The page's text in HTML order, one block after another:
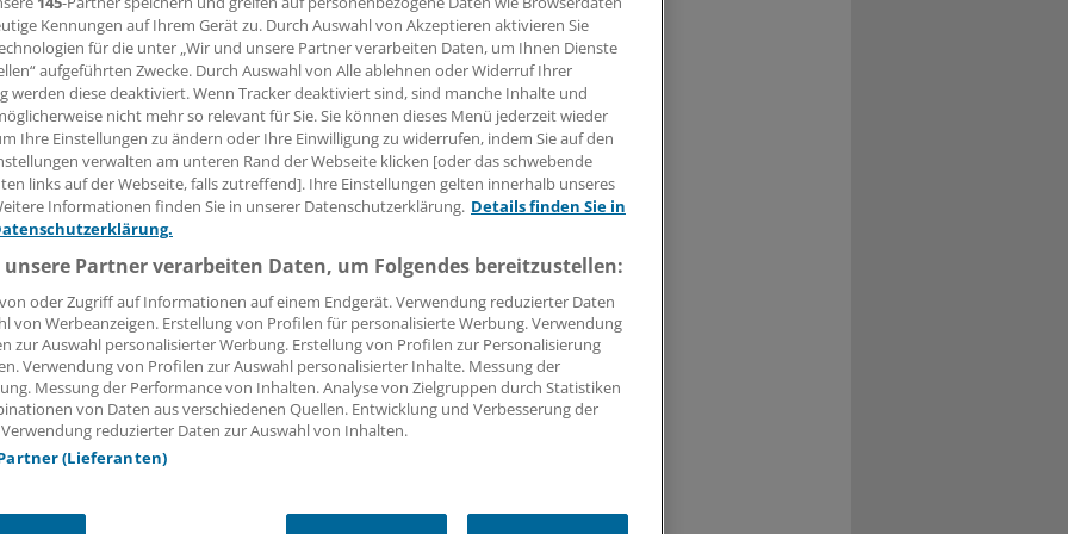
Leserin, lieber Leser,
Beitrag können Sie lesen, sobald Sie sich eingeloggt haben.
Jetzt anmelden »
Kostenlos registrieren »
vergessen?
Problem beim Login?
ist mit wenigen Klicks erledigt und kostenlos.
des kostenlosen Login:
Analysen, Hintergründe und Infografiken
Interviews und Praxis-Tipps
auf allemedizinischen Berichte und Kommentare
Voraussetzungen für den Zugang
Kennungen auf Ihrem Gerät zu. Durch Auswahl von Akzeptieren aktivieren Sie
für die unter „Wir und unsere Partner verarbeiten Daten, um Ihnen Dienste
aufgeführten Zwecke. Durch Auswahl von Alle ablehnen oder Widerruf Ihrer
werden diese deaktiviert. Wenn Tracker deaktiviert sind, sind manche Inhalte und
nicht mehr so relevant für Sie. Sie können dieses Menü jederzeit wieder
Ihre Einstellungen zu ändern oder Ihre Einwilligung zu widerrufen, indem Sie auf den
verwalten am unteren Rand der Webseite klicken [oder das schwebende
links auf der Webseite, falls zutreffend]. Ihre Einstellungen gelten innerhalb unseres
Informationen finden Sie in unserer Datenschutzerklärung. Details finden Sie in
Partner verarbeiten Daten, um Folgendes bereitzustellen:
oder Zugriff auf Informationen auf einem Endgerät. Verwendung reduzierter Daten
von Werbeanzeigen. Erstellung von Profilen für personalisierte Werbung. Verwendung
zur Auswahl personalisierter Werbung. Erstellung von Profilen zur Personalisierung
Verwendung von Profilen zur Auswahl personalisierter Inhalte. Messung der
Messung der Performance von Inhalten. Analyse von Zielgruppen durch Statistiken
von Daten aus verschiedenen Quellen. Entwicklung und Verbesserung der
reduzierter Daten zur Auswahl von Inhalten.
(Lieferanten)